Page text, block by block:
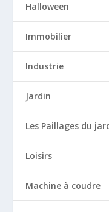
Halloween
Immobilier
Industrie
Jardin
Les Paillages du
Loisirs
Machine à coudre